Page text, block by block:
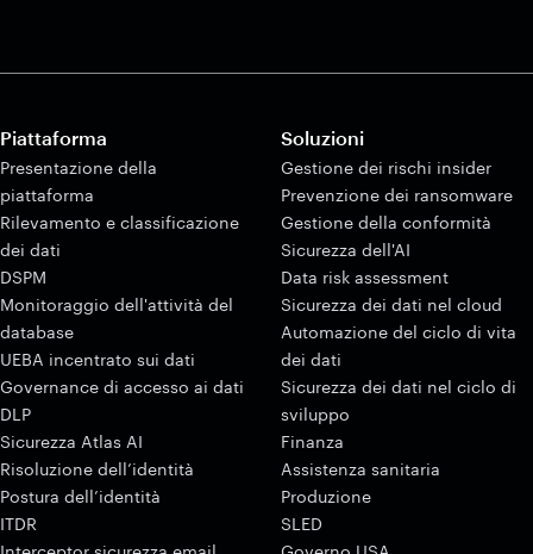
Piattaforma
Presentazione della
piattaforma
Rilevamento e classificazione
dei dati
DSPM
Monitoraggio dell'attività del
database
UEBA incentrato sui dati
Governance di accesso ai dati
DLP
Sicurezza Atlas AI
Risoluzione dell’identità
Postura dell’identità
ITDR
Soluzioni
Gestione dei rischi insider
Prevenzione dei ransomware
Gestione della conformità
Sicurezza dell'AI
Data risk assessment
Sicurezza dei dati nel cloud
Automazione del ciclo di vita
dei dati
Sicurezza dei dati nel ciclo di
sviluppo
Finanza
Assistenza sanitaria
Produzione
SLED